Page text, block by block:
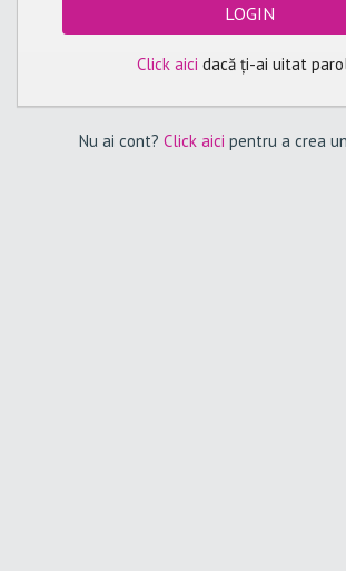
LOGIN
Click aici dacă ți-ai uitat
Nu ai cont? Click aici pentru a crea